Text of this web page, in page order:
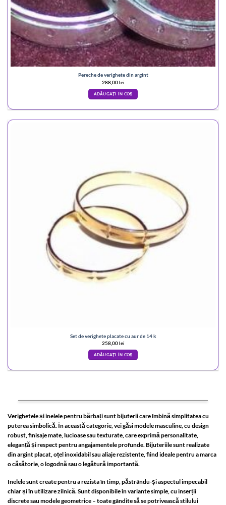
Pereche de verighete din argint
288,00lei
ADĂUGAȚI ÎN COȘ
Set de verighete placate cu aur de 14 k
258,00lei
ADĂUGAȚI ÎN COȘ
Verighetele și inelele pentru bărbați sunt bijuterii care îmbină simplitatea cu
puterea simbolică. În această categorie, vei găsi modele masculine, cu design
robust, finisaje mate, lucioase sau texturate, care exprimă personalitate,
eleganță și respect pentru angajamentele profunde. Bijuteriile sunt realizate
din argint placat, oțel inoxidabil sau aliaje rezistente, fiind ideale pentru a marca
o căsătorie, o logodnă sau o legătură importantă.
Inelele sunt create pentru a rezista în timp, păstrându-și aspectul impecabil
chiar și în utilizare zilnică. Sunt disponibile în variante simple, cu inserții
discrete sau modele geometrice – toate gândite să se potrivească stilului